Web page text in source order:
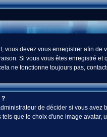
vous devez vous enregistrer afin
Si vous vous êtes enregistré
ne fonctionne toujours pas,
?
de décider si vous
que le choix d'une image